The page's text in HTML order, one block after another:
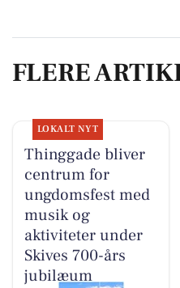
FLERE
LOKALT NYT
Thinggade bliver
centrum for
ungdomsfest med
musik og
aktiviteter under
Skives 700-års
jubilæum